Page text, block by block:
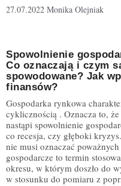
27.07.2022 Monika Olejniak
Spowolnienie
Co oznaczają i czym
spowodowane? Jak
finansów?
Gospodarka rynkowa
cyklicznością . Oznacza to,
nastąpi spowolnienie
co recesja, czy głęboki
nie musi oznaczać
gospodarcze to termin
okresu, w którym doszło do
w stosunku do pomiaru z